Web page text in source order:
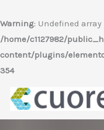
Warning: Undefined
/home/c1127982/
content/plugins/
354
容
を
ス
キ